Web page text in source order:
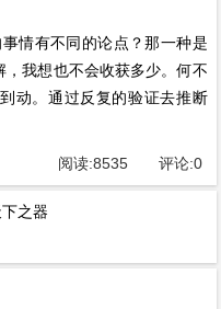
不同的论点？那一种是
我想也不会收获多少。何不
动。通过反复的验证去推断
阅读:8535评论:0
下之器